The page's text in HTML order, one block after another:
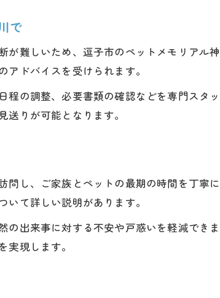
で
が難しいため、逗子市のペットメモリアル
ドバイスを受けられます。
程の調整、必要書類の確認などを専門スタ
りが可能となります。
問し、ご家族とペットの最期の時間を丁寧
て詳しい説明があります。
の出来事に対する不安や戸惑いを軽減でき
現します。